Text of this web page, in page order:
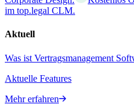
im top.legal CLM.
Aktuell
Was ist Vertragsmanagement
Aktuelle Features
Mehr erfahren